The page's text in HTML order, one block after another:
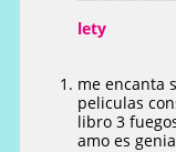
lety
me encanta
peliculas
libro 3
amo es